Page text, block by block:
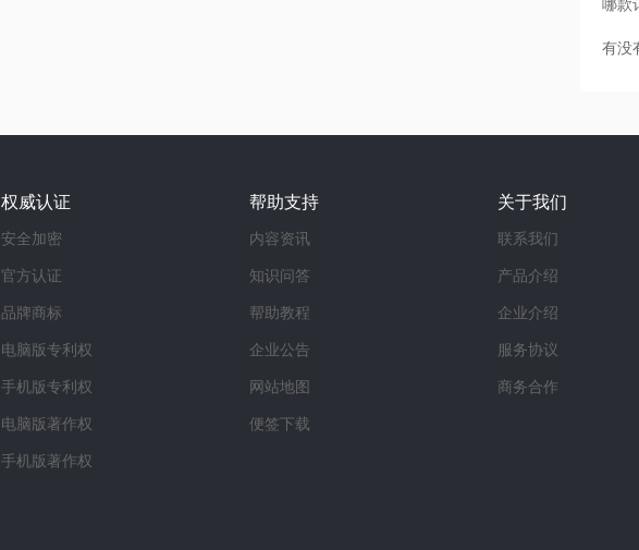
权威认证
安全加密
官方认证
品牌商标
电脑版专利权
手机版专利权
电脑版著作权
手机版著作权
帮助支持
内容资讯
知识问答
帮助教程
企业公告
网站地图
便签下载
关于我们
联系我们
产品介绍
企业介绍
服务协议
商务合作